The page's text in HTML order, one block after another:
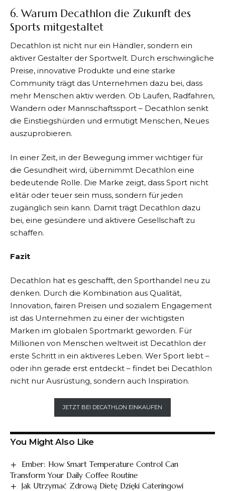
6. Warum Decathlon die Zukunft des
Sports mitgestaltet
Decathlon ist nicht nur ein Händler, sondern ein
aktiver Gestalter der Sportwelt. Durch erschwingliche
Preise, innovative Produkte und eine starke
Community trägt das Unternehmen dazu bei, dass
mehr Menschen aktiv werden. Ob Laufen, Radfahren,
Wandern oder Mannschaftssport – Decathlon senkt
die Einstiegshürden und ermutigt Menschen, Neues
auszuprobieren.
In einer Zeit, in der Bewegung immer wichtiger für
die Gesundheit wird, übernimmt Decathlon eine
bedeutende Rolle. Die Marke zeigt, dass Sport nicht
elitär oder teuer sein muss, sondern für jeden
zugänglich sein kann. Damit trägt Decathlon dazu
bei, eine gesündere und aktivere Gesellschaft zu
schaffen.
Fazit
Decathlon hat es geschafft, den Sporthandel neu zu
denken. Durch die Kombination aus Qualität,
Innovation, fairen Preisen und sozialem Engagement
ist das Unternehmen zu einer der wichtigsten
Marken im globalen Sportmarkt geworden. Für
Millionen von Menschen weltweit ist Decathlon der
erste Schritt in ein aktiveres Leben. Wer Sport liebt –
oder ihn gerade erst entdeckt – findet bei Decathlon
nicht nur Ausrüstung, sondern auch Inspiration.
JETZT BEI DECATHLON EINKAUFEN
You Might Also Like
Ember: How Smart Temperature Control Can
Transform Your Daily Coffee Routine
Jak Utrzymać Zdrową Dietę Dzięki Cateringowi